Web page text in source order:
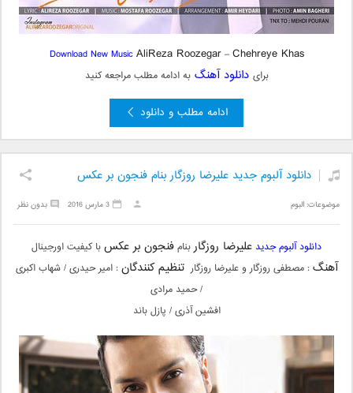
Download New Music AliReza Roozegar–Chehreye Khas
برای دانلود آهنگ به ادامه مطلب مراجعه کنید
ادامه مطلب و دانلود
دانلود آلبوم جدید علیرضا روزگار بنام فنجون بر عکس
موضوعات:البوم بدون نظر 3 مارس 2016
دانلود آلبوم جدید علیرضا روزگاربنامفنجون بر عکسبا کیفیت اورجینال
آهنگ: مصطفی روزگار و علیرضا روزگارتنظیم کنندگان: امیر حیدری / شهاب اکبری
/ حمید مرادی
افشین آذری / پازل باند